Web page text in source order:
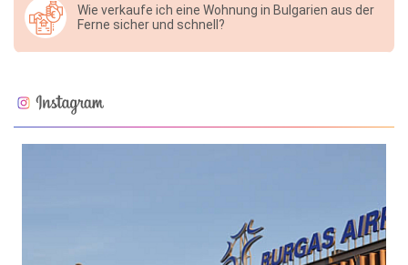
Wie verkaufe ich eine Wohnung in Bulgarien aus der
Ferne sicher und schnell?